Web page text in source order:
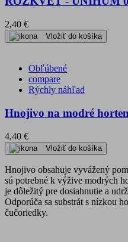
2,40 €
Vložiť do košíka
Obľúbené
compare
Rýchly náhľad
Hnojivo na modré
4,40 €
Vložiť do košíka
Hnojivo obsahuje vyvážený
sú potrebné k výžive modrých
je dôležitý pre dosiahnutie a
Odporúča sa substrát s nízkou
čučoriedky.